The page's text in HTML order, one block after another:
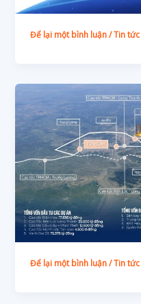
Để lại một bình luận /Tin tức
Để lại một bình luận /Tin tức